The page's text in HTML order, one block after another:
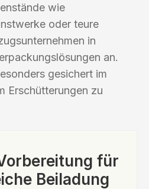
wie
oder teure
in
an.
gesichert im
Erschütterungen zu
für
Beiladung